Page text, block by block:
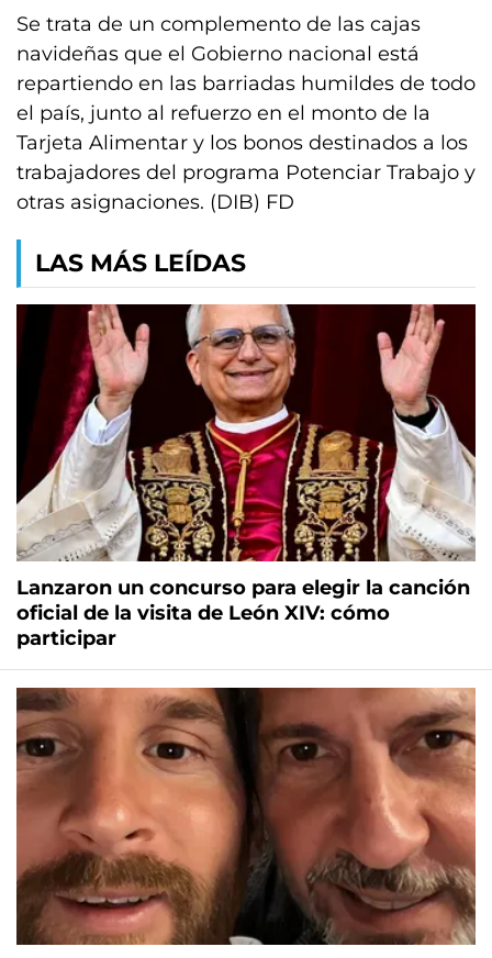
Se trata de un complemento de las cajas
navideñas que el Gobierno nacional está
repartiendo en las barriadas humildes de todo
el país, junto al refuerzo en el monto de la
Tarjeta Alimentar y los bonos destinados a los
trabajadores del programa Potenciar Trabajo y
otras asignaciones. (DIB) FD
LAS MÁS LEÍDAS
Lanzaron un concurso para elegir la canción
oficial de la visita de León XIV: cómo
participar